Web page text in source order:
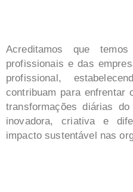
Acreditamos que
profissionais e das
profissional,
contribuam para enfrentar
transformações diárias
inovadora, criativa e
impacto sustentável nas